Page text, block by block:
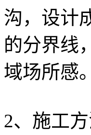
沟，设计
的分界线
域场所感。
2、施工